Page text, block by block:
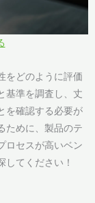
をどのように評価
基準を調査し、丈
を確認する必要が
ために、製品のテ
ロセスが高いベン
してください！